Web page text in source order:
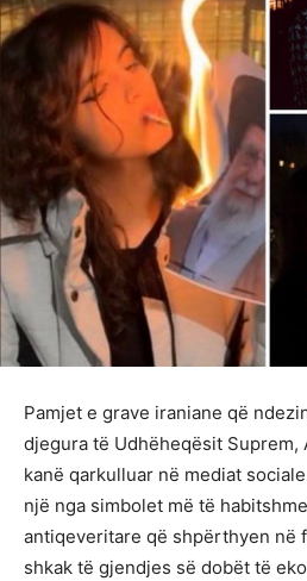
Pamjet e grave iraniane që
djegura të Udhëheqësit Suprem,
kanë qarkulluar në mediat
një nga simbolet më të
antiqeveritare që shpërthyen në
shkak të gjendjes së dobët të